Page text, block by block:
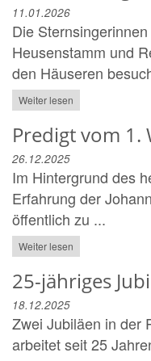
11.01.2026
Die
Heusenstamm und
den Häuseren
Weiter lesen
Predigt vom 1.
26.12.2025
Im Hintergrund des
Erfahrung der
öffentlich zu ...
Weiter lesen
25-jähriges
18.12.2025
Zwei Jubiläen in der
arbeitet seit 25